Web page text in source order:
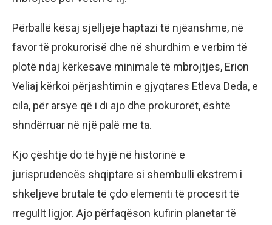
Përballë kësaj sjelljeje haptazi të njëanshme, në
favor të prokurorisë dhe në shurdhim e verbim të
plotë ndaj kërkesave minimale të mbrojtjes, Erion
Veliaj kërkoi përjashtimin e gjyqtares Etleva Deda, e
cila, për arsye që i di ajo dhe prokurorët, është
shndërruar në një palë me ta.
Kjo çështje do të hyjë në historinë e
jurisprudencës shqiptare si shembulli ekstrem i
shkeljeve brutale të çdo elementi të procesit të
rregullt ligjor. Ajo përfaqëson kufirin planetar të